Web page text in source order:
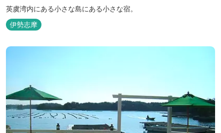
英虞湾内にある小さな島にある小さな宿。
伊勢志摩